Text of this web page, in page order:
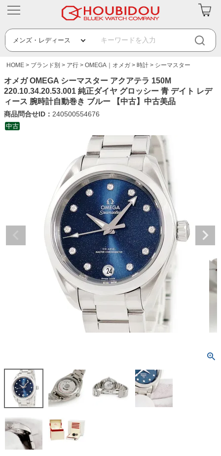
HOME ブランド別 ア行 OMEGA｜オメガ 時計 シーマスター
オメガ OMEGA シーマスター アクアテラ 150M
220.10.34.20.53.001 純正ダイヤ グロッシー 青 デイト レデ
ィース 腕時計自動巻き ブルー 【中古】中古美品
商品問合せID： 240500554676
中古